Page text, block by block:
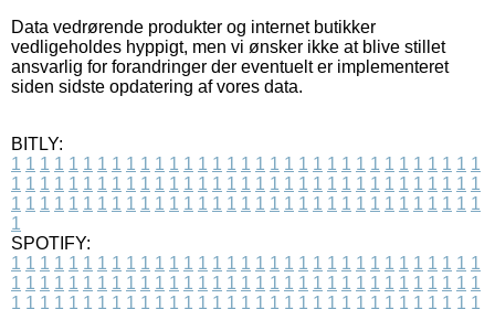
Data vedrørende produkter og internet butikker
vedligeholdes hyppigt, men vi ønsker ikke at blive stillet
ansvarlig for forandringer der eventuelt er implementeret
siden sidste opdatering af vores data.
BITLY:
1 1 1 1 1 1 1 1 1 1 1 1 1 1 1 1 1 1 1 1 1 1 1 1 1 1 1 1 1 1 1 1 1
1 1 1 1 1 1 1 1 1 1 1 1 1 1 1 1 1 1 1 1 1 1 1 1 1 1 1 1 1 1 1 1 1
1 1 1 1 1 1 1 1 1 1 1 1 1 1 1 1 1 1 1 1 1 1 1 1 1 1 1 1 1 1 1 1 1
1
SPOTIFY:
1 1 1 1 1 1 1 1 1 1 1 1 1 1 1 1 1 1 1 1 1 1 1 1 1 1 1 1 1 1 1 1 1
1 1 1 1 1 1 1 1 1 1 1 1 1 1 1 1 1 1 1 1 1 1 1 1 1 1 1 1 1 1 1 1 1
1 1 1 1 1 1 1 1 1 1 1 1 1 1 1 1 1 1 1 1 1 1 1 1 1 1 1 1 1 1 1 1 1